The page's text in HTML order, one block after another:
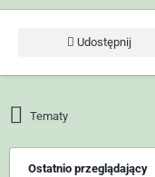
Udostępnij
Tematy
Ostatnio przeglądający